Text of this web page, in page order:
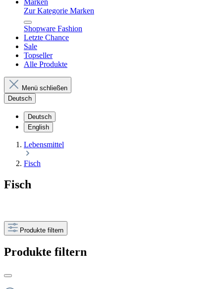
Marken
Zur Kategorie Marken
Shopware Fashion
Letzte Chance
Sale
Topseller
Alle Produkte
Menü schließen
Deutsch
Deutsch
English
Lebensmittel
Fisch
Fisch
Produkte filtern
Produkte filtern